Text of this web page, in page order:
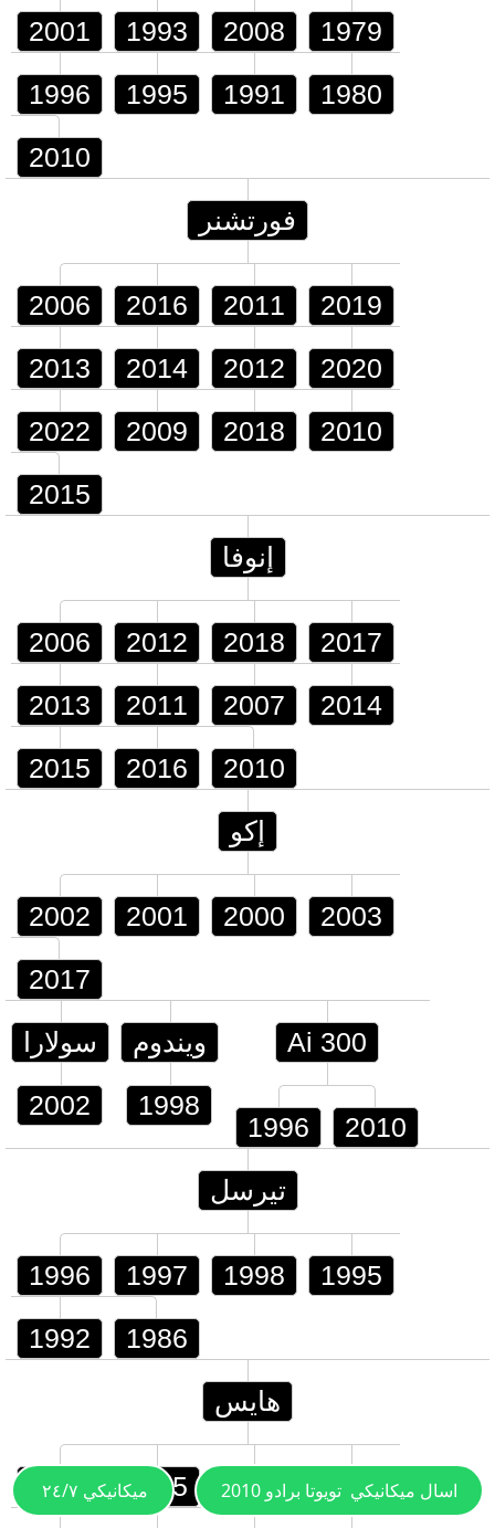
2001 1993 2008 1979
1996 1995 1991 1980
2010
فورتشنر
2006 2016 2011 2019
2013 2014 2012 2020
2022 2009 2018 2010
2015
إنوفا
2006 2012 2018 2017
2013 2011 2007 2014
2015 2016 2010
إكو
2002 2001 2000 2003
2017
سولارا
2002
ويندوم
1998
Ai 300
1996 2010
تيرسل
1996 1997 1998 1995
1992 1986
هايس
1996 1995 1991 2023اسال ميكانيكي تويوتا برادو 2010 ميكانيكي ٢٤/٧